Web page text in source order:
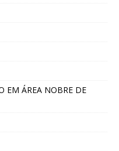
EM ÁREA NOBRE DE